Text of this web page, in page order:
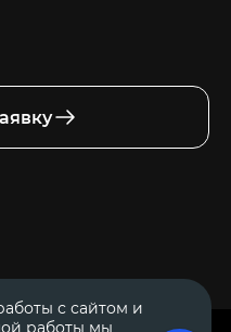
с сайтом и
работы мы